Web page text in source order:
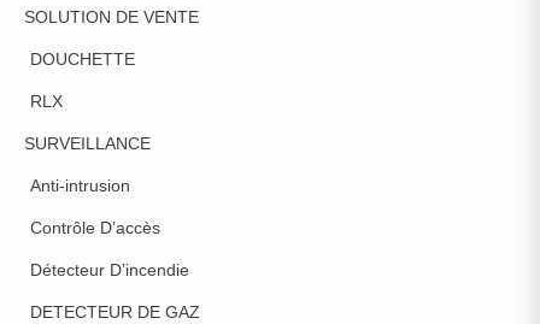
SOLUTION DE VENTE
DOUCHETTE
RLX
SURVEILLANCE
Anti-intrusion
Contrôle D’accès
Détecteur D’incendie
DETECTEUR DE GAZ